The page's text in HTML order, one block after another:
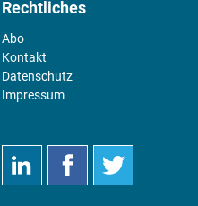
Rechtliches
Abo
Kontakt
Datenschutz
Impressum